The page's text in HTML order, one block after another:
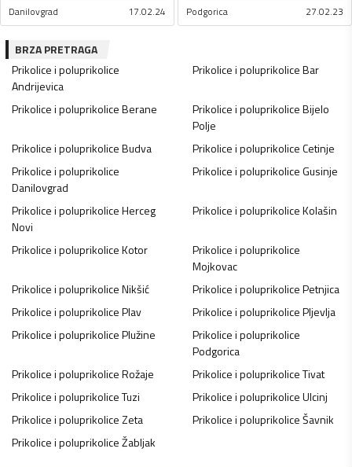
Danilovgrad 17.02.24 Podgorica 27.02.23
BRZA PRETRAGA
Prikolice i poluprikolice
Andrijevica
Prikolice i poluprikoliceBar
Prikolice i poluprikoliceBerane Prikolice i poluprikoliceBijelo
Polje
Prikolice i poluprikoliceBudva Prikolice i poluprikoliceCetinje
Prikolice i poluprikolice
Danilovgrad
Prikolice i poluprikoliceGusinje
Prikolice i poluprikoliceHerceg
Novi
Prikolice i poluprikoliceKolašin
Prikolice i poluprikoliceKotor
Prikolice i poluprikolice
Mojkovac
Prikolice i poluprikoliceNikšić Prikolice i poluprikolicePetnjica
Prikolice i poluprikolicePlav Prikolice i poluprikolicePljevlja
Prikolice i poluprikolicePlužine
Prikolice i poluprikolice
Podgorica
Prikolice i poluprikoliceRožaje Prikolice i poluprikoliceTivat
Prikolice i poluprikoliceTuzi Prikolice i poluprikoliceUlcinj
Prikolice i poluprikoliceZeta Prikolice i poluprikoliceŠavnik
Prikolice i poluprikoliceŽabljak